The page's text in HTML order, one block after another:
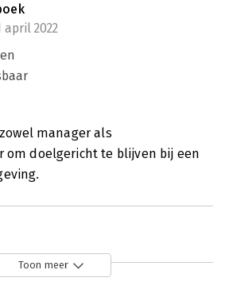
2022
manager als
om doelgericht te blijven bij een
Toon meer